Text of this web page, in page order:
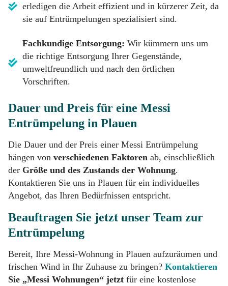
erledigen die Arbeit effizient und in kürzerer Zeit, da
sie auf Entrümpelungen spezialisiert sind.
Fachkundige Entsorgung: Wir kümmern uns um
die richtige Entsorgung Ihrer Gegenstände,
umweltfreundlich und nach den örtlichen
Vorschriften.
Dauer und Preis für eine Messi
Entrümpelung in Plauen
Die Dauer und der Preis einer Messi Entrümpelung
hängen von verschiedenen Faktoren ab, einschließlich
der Größe und des Zustands der Wohnung.
Kontaktieren Sie uns in Plauen für ein individuelles
Angebot, das Ihren Bedürfnissen entspricht.
Beauftragen Sie jetzt unser Team zur
Entrümpelung
Bereit, Ihre Messi-Wohnung in Plauen aufzuräumen und
frischen Wind in Ihr Zuhause zu bringen? Kontaktieren
Sie „Messi Wohnungen“ jetzt für eine kostenlose